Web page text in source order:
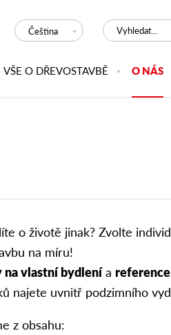
Čeština
VŠE O DŘEVOSTAVBĚ O NÁS
o životě jinak? Zvolte
na míru!
na vlastní bydlenía reference
najete uvnitř podzimního
z obsahu: